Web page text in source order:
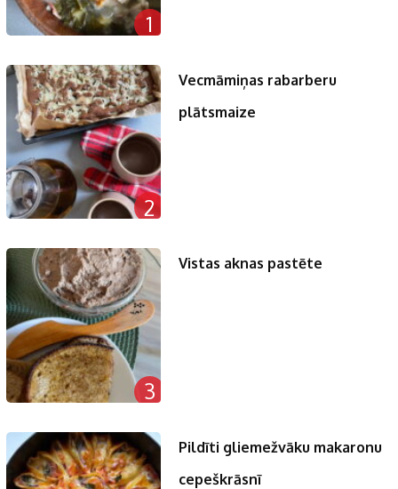
1
2
Vecmāmiņas rabarberu
plātsmaize
3
Vistas aknas pastēte
Pildīti gliemežvāku makaronu
cepeškrāsnī